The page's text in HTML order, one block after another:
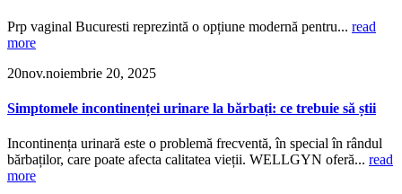
Prp vaginal Bucuresti reprezintă o opțiune modernă pentru... read
more
20nov.noiembrie 20, 2025
Simptomele incontinenței urinare la bărbați: ce trebuie să știi
Incontinența urinară este o problemă frecventă, în special în rândul
bărbaților, care poate afecta calitatea vieții. WELLGYN oferă... read
more